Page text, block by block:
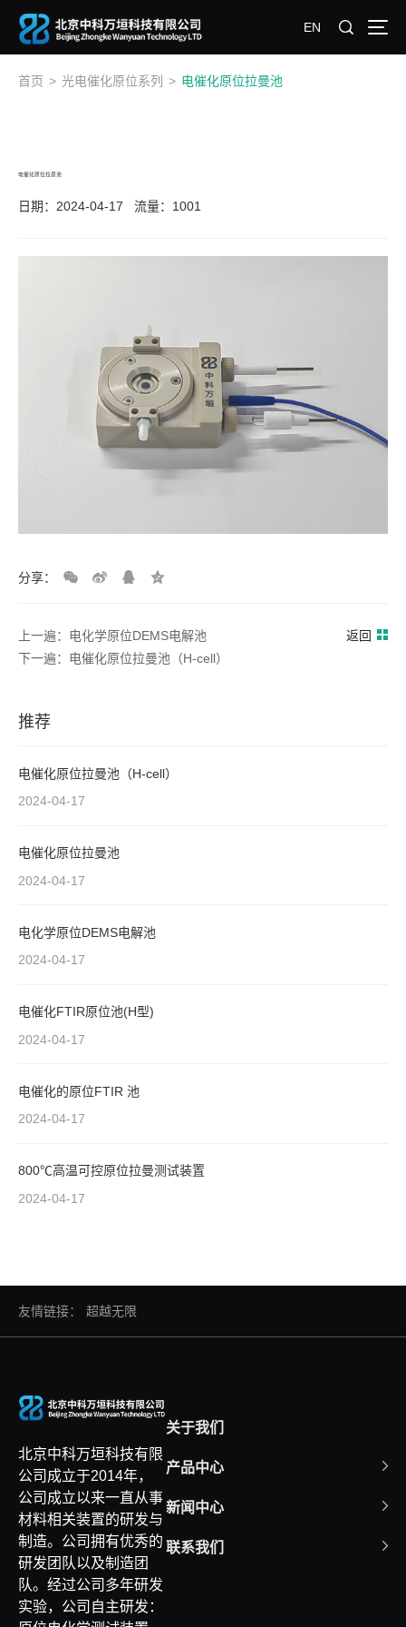
EN
首页 > 光电催化原位系列 > 电催化原位拉曼池
电催化原位拉曼池
日期：2024-04-17 流量：1001
分享：
上一遍：电化学原位DEMS电解池
返回
下一遍：电催化原位拉曼池（H-cell）
推荐
电催化原位拉曼池（H-cell）
2024-04-17
电催化原位拉曼池
2024-04-17
电化学原位DEMS电解池
2024-04-17
电催化FTIR原位池(H型)
2024-04-17
电催化的原位FTIR 池
2024-04-17
800℃高温可控原位拉曼测试装置
2024-04-17
友情链接： 超越无限
北京中科万垣科技有限
公司成立于2014年，
公司成立以来一直从事
材料相关装置的研发与
制造。公司拥有优秀的
研发团队以及制造团
队。经过公司多年研发
实验，公司自主研发：
关于我们
产品中心
新闻中心
联系我们